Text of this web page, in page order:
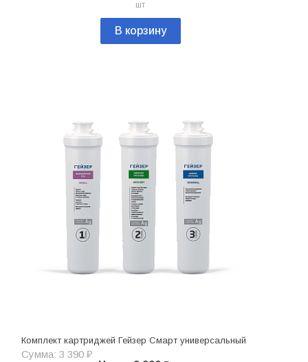
шт
В корзину
Комплект картриджей Гейзер Смарт универсальный
Сумма: 3 390 ₽